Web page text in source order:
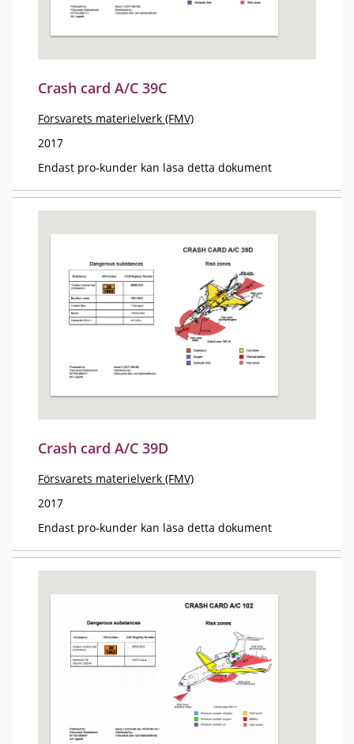
Crash card A/C 39C
Försvarets materielverk (FMV)
2017
Endast pro-kunder kan läsa detta dokument
Crash card A/C 39D
Försvarets materielverk (FMV)
2017
Endast pro-kunder kan läsa detta dokument